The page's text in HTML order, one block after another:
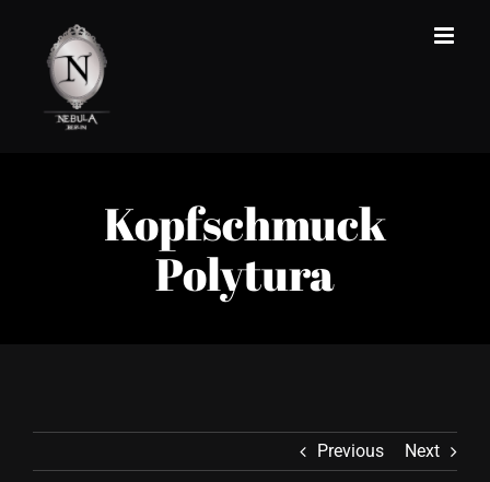
springen
Kopfschmuck
Polytura
Previous Next